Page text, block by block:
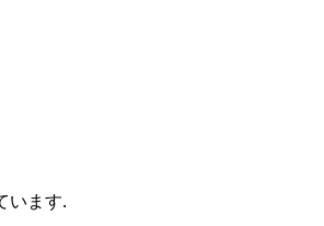
います.